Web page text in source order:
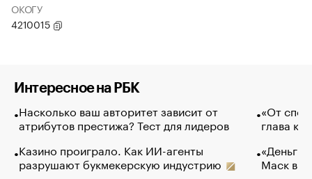
ОКОГУ
4210015
Интересное на РБК
Насколько ваш авторитет зависит от
атрибутов престижа? Тест для лидеров
Казино проиграло. Как ИИ-агенты
разрушают букмекерскую индустрию
«От
глава
«Деньги
Маск в